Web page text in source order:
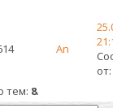
An
от:
тем: 8.